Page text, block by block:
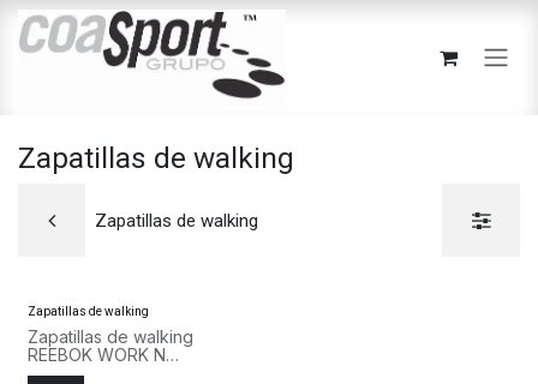
Ir al contenido
Zapatillas de walking
Zapatillas de walking
Zapatillas de walking
Zapatillas de walking
REEBOK WORK N
CUSHION 3.0 BS9525